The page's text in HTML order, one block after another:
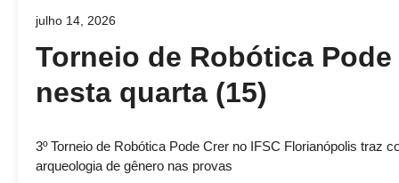
julho 14, 2026
Torneio de Robótica
nesta quarta (15)
3º Torneio de Robótica Pode Crer no IFSC Florianópolis traz
arqueologia de gênero nas provas